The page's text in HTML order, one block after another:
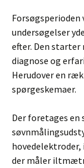
Forsøgsperioden
undersøgelser
efter. Den starter
diagnose og
Herudover en
spørgeskemaer.
Der foretages en
der måler